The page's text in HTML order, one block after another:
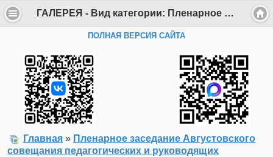
ГАЛЕРЕЯ - Вид категории: Пленарное заседание Августовского совещания педагогических и руководящих работников 27.08.2024 - Фото: Пленарное заседание Августовского совещания педагогических и руководящих работников_23 - Департамент образования Администрации г. Саров
ПОЛНАЯ ВЕРСИЯ САЙТА
Главная » Пленарное заседание Августовского
совещания педагогических и руководящих